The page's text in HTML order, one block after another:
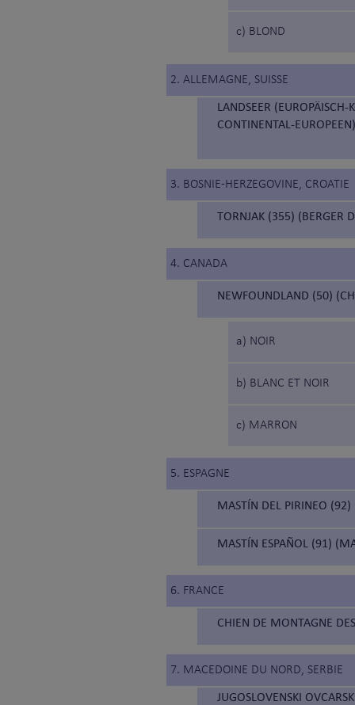
c) BLOND
2. ALLEMAGNE, SUISSE
LANDSEER
CONTINENTAL-
3. BOSNIE-HERZEGOVINE, CROATIE
TORNJAK (355) (BERGER
4. CANADA
NEWFOUNDLAND (50)
a) NOIR
b) BLANC ET NOIR
c) MARRON
5. ESPAGNE
MASTÍN DEL PIRINEO (92)
MASTÍN ESPAÑOL (91)
6. FRANCE
CHIEN DE MONTAGNE
7. MACEDOINE DU NORD, SERBIE
JUGOSLOVENSKI